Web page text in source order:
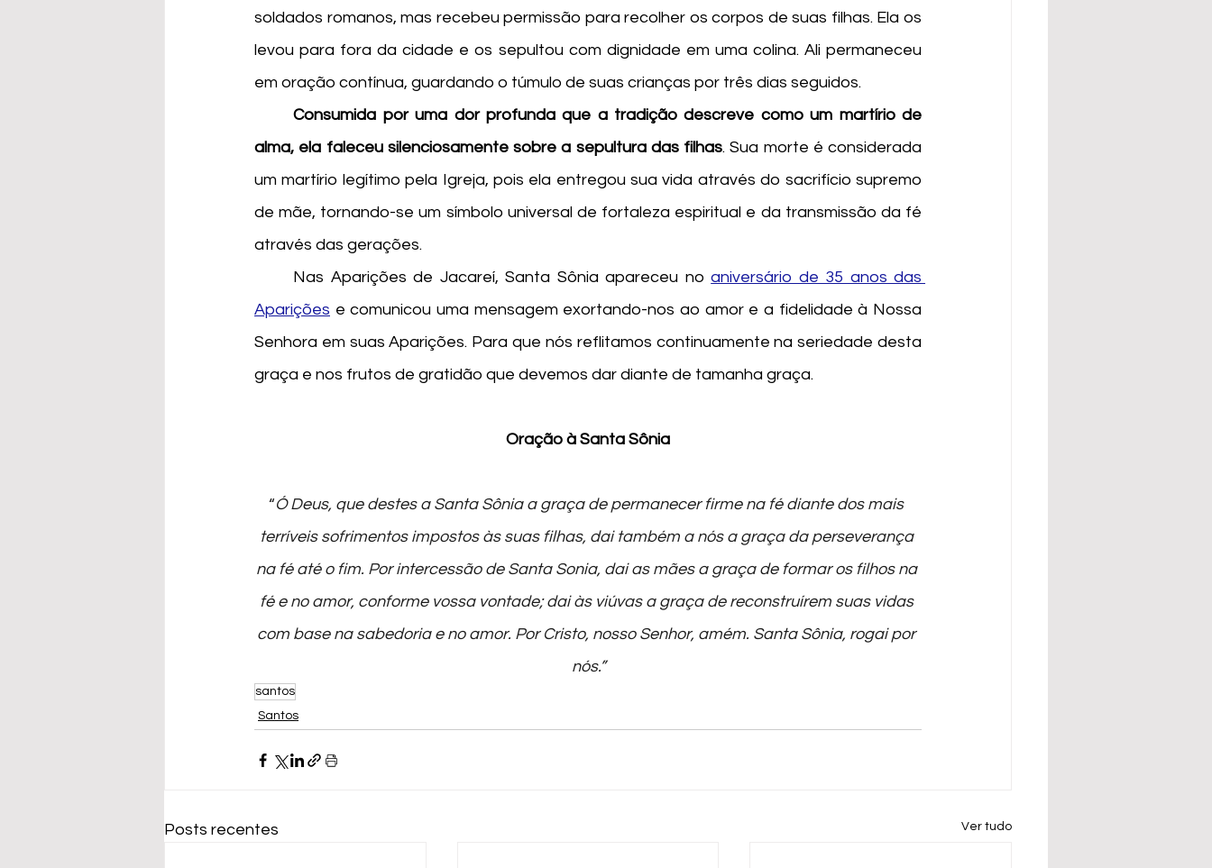
soldados romanos, mas recebeu permissão para recolher os corpos de suas filhas. Ela os
levou para fora da cidade e os sepultou com dignidade em uma colina. Ali permaneceu
em oração contínua, guardando o túmulo de suas crianças por três dias seguidos.
Consumida por uma dor profunda que a tradição descreve como um martírio de
alma, ela faleceu silenciosamente sobre a sepultura das filhas. Sua morte é considerada
um martírio legítimo pela Igreja, pois ela entregou sua vida através do sacrifício supremo
de mãe, tornando-se um símbolo universal de fortaleza espiritual e da transmissão da fé
através das gerações.
	Nas Aparições de Jacareí, Santa Sônia apareceu no
aniversário de 35 anos das
Aparições e comunicou uma mensagem exortando-nos ao amor e a fidelidade à Nossa
Senhora em suas Aparições. Para que nós reflitamos continuamente na seriedade desta
graça e nos frutos de gratidão que devemos dar diante de tamanha graça.
Oração à Santa Sônia
“Ó Deus, que destes a Santa Sônia a graça de permanecer firme na fé diante dos mais
terríveis sofrimentos impostos às suas filhas, dai também a nós a graça da perseverança
na fé até o fim. Por intercessão de Santa Sonia, dai as mães a graça de formar os filhos na
fé e no amor, conforme vossa vontade; dai às viúvas a graça de reconstruírem suas vidas
com base na sabedoria e no amor. Por Cristo, nosso Senhor, amém. Santa Sônia, rogai por
nós.”
santos
Santos
Posts recentes Ver tudo